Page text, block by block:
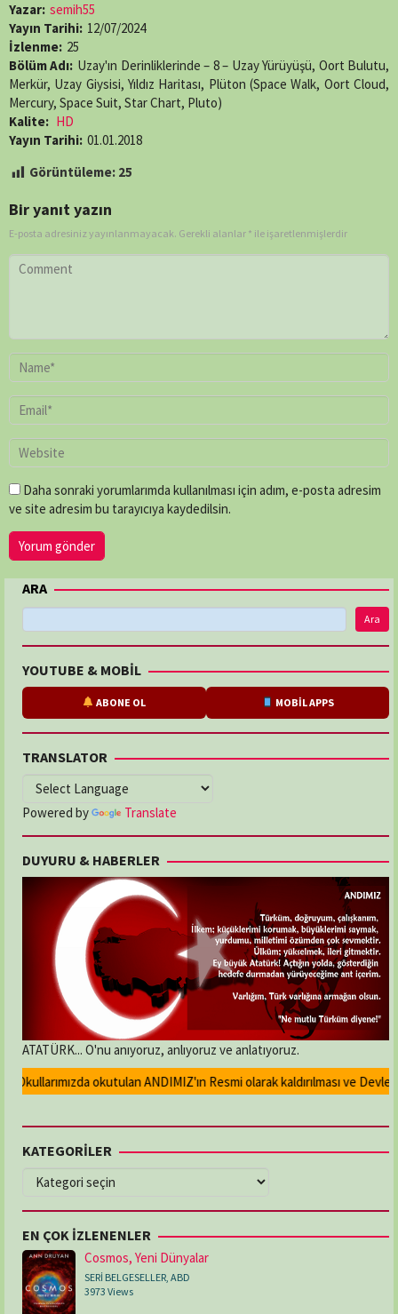
Yazar: semih55
Yayın Tarihi: 12/07/2024
İzlenme: 25
Bölüm Adı: Uzay'ın Derinliklerinde – 8 – Uzay Yürüyüşü, Oort Bulutu,
Merkür, Uzay Giysisi, Yıldız Haritası, Plüton (Space Walk, Oort Cloud,
Mercury, Space Suit, Star Chart, Pluto)
Kalite: HD
Yayın Tarihi: 01.01.2018
Görüntüleme: 25
Bir yanıt yazın
E-posta adresiniz yayınlanmayacak. Gerekli alanlar * ile işaretlenmişlerdir
Daha sonraki yorumlarımda kullanılması için adım, e-posta adresim
ve site adresim bu tarayıcıya kaydedilsin.
ARA
Ara
YOUTUBE & MOBİL
ABONE OL MOBİL APPS
TRANSLATOR
Powered by Translate
DUYURU & HABERLER
ATATÜRK... O'nu anıyoruz, anlıyoruz ve anlatıyoruz.
Okullarımızda okutulan ANDIMIZ'ın Resmi olarak kaldırılması ve Devlet
KATEGORİLER
KATEGORİLER
EN ÇOK İZLENENLER
Cosmos, Yeni Dünyalar
SERİ BELGESELLER, ABD
3973 Views